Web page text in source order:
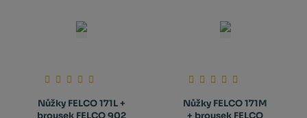
Nůžky FELCO 171L +
Nůžky FELCO 171M